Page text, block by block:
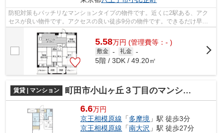
防犯対策もバッチリなマンションタイプの物件です。近くに2駅ある、アク
セスが良い物件です。アクセスの良い徒歩9分の物件です。できるだけ早め
に不動産情報を集めたい方は当社スタッ...
5.58万円 (管理費等：- )
敷金 - 礼金 -
5階 / 3DK / 49.20㎡
賃貸 | マンション 町田市小山ヶ丘３丁目のマンション
6.6万円
京王相模原線 「多摩境 」駅 徒歩3分
京王相模原線 「南大沢 」駅 徒歩27分